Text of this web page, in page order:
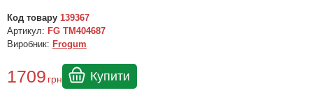
Код товару 139367
Артикул: FG TM404687
Виробник: Frogum
1709 грн Купити